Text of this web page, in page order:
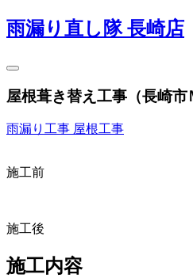
雨漏り直し隊 長崎店
屋根葺き替え工事（長崎市
雨漏り工事 屋根工事
施工前
施工後
施工内容